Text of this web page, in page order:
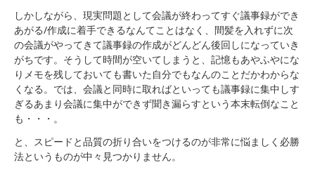
しかしながら、現実問題として会議が終わってすぐ議事録ができ
あがる/作成に着手できるなんてことはなく、間髪を入れずに次
の会議がやってきて議事録の作成がどんどん後回しになっていき
がちです。そうして時間が空いてしまうと、記憶もあやふやにな
りメモを残しておいても書いた自分でもなんのことだかわからな
くなる。では、会議と同時に取ればといっても議事録に集中しす
ぎるあまり会議に集中ができず聞き漏らすという本末転倒なこと
も・・・。
と、スピードと品質の折り合いをつけるのが非常に悩ましく必勝
法というものが中々見つかりません。